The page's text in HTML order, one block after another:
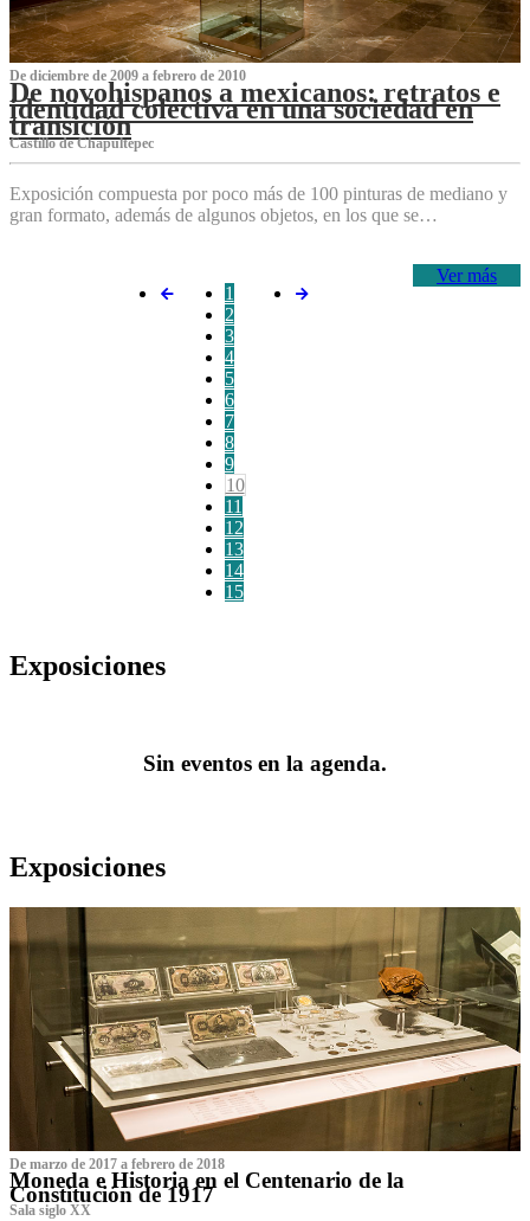
De diciembre de 2009 a febrero de 2010
De novohispanos a mexicanos: retratos e
identidad colectiva en una sociedad en
transición
Castillo de Chapultepec
Exposición compuesta por poco más de 100 pinturas de mediano y
gran formato, además de algunos objetos, en los que se…
Ver más
1
2
3
4
5
6
7
8
9
10
11
12
13
14
15
Exposiciones
Sin eventos en la agenda.
Exposiciones
De marzo de 2017 a febrero de 2018
Moneda e Historia en el Centenario de la
Constitución de 1917
Sala siglo XX